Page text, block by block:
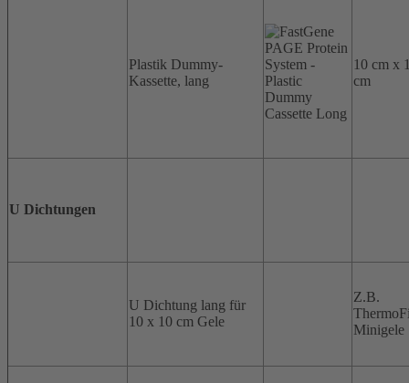
Plastik Dummy-
Kassette, lang
10 cm x
cm
U Dichtungen
U Dichtung lang für
10 x 10 cm Gele
Z.B.
Minigele